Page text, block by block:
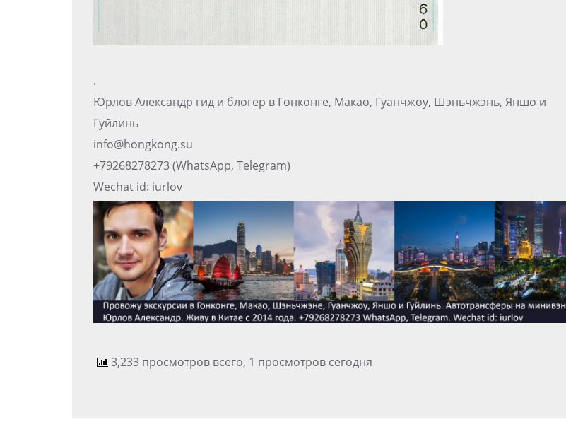
.
Юрлов Александр гид и блогер в Гонконге, Макао, Гуанчжоу, Шэньчжэнь, Яншо и
Гуйлинь
info@hongkong.su
+79268278273 (WhatsApp, Telegram)
Wechat id: iurlov
3,233 просмотров всего, 1 просмотров сегодня